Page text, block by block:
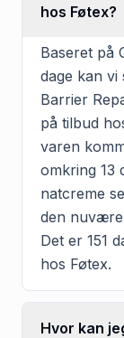
hos Føtex?
Baseret på
dage kan
Barrier
på tilbud
varen
omkring 13
natcreme
den
Det er 151
hos Føtex.
Hvor kan